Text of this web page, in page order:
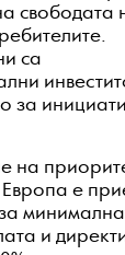
свободата
са
за
на
е
и